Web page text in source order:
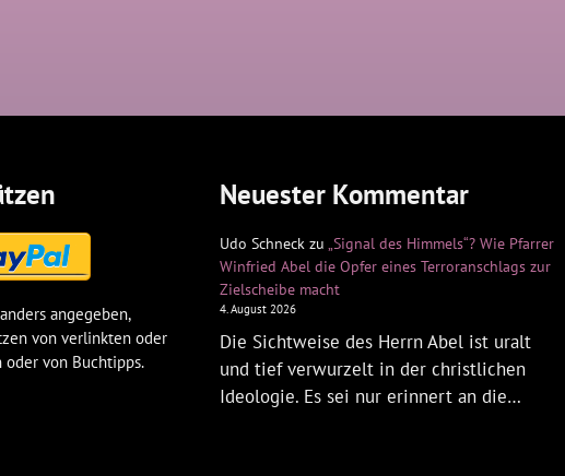
angegeben,
von verlinkten oder
von Buchtipps.
Neuester Kommentar
Udo Schneck zu „Signal des Himmels“? Wie Pfarrer
Winfried Abel die Opfer eines Terroranschlags zur
Zielscheibe macht
4. August 2026
Die Sichtweise des Herrn Abel ist uralt
und tief verwurzelt in der christlichen
Ideologie. Es sei nur erinnert an die…